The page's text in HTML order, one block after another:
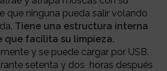
que ninguna pueda salir volando
Tiene una estructura interna
que facilita su limpieza.
y se puede cargar por USB.
setenta y dos horas después